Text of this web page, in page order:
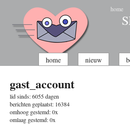
home
home nieuw
gast_account
lid sinds:6055 dagen
berichten geplaatst: 16384
omhoog gestemd:0x
omlaag gestemd:0x